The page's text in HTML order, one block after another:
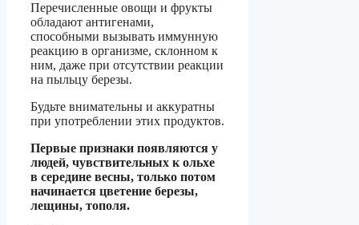
Перечисленные овощи и фрукты
обладают антигенами,
способными вызывать иммунную
реакцию в организме, склонном к
ним, даже при отсутствии реакции
на пыльцу березы.
Будьте внимательны и аккуратны
при употреблении этих продуктов.
Первые признаки появляются у
людей, чувствительных к ольхе
в середине весны, только потом
начинается цветение березы,
лещины, тополя.